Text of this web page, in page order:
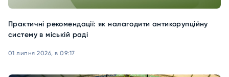
Практичні рекомендації: як налагодити антикорупційну
систему в міській раді
01 липня 2026, в 09:17